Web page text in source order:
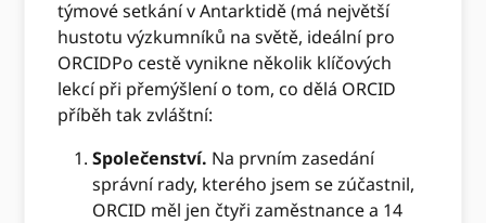
týmové setkání v Antarktidě (má největší
hustotu výzkumníků na světě, ideální pro
ORCIDPo cestě vynikne několik klíčových
lekcí při přemýšlení o tom, co dělá ORCID
příběh tak zvláštní:
Společenství. Na prvním zasedání
správní rady, kterého jsem se zúčastnil,
ORCID měl jen čtyři zaměstnance a 14